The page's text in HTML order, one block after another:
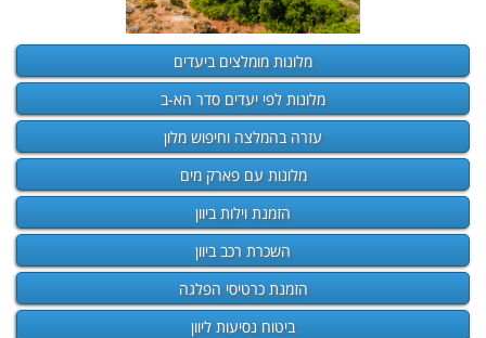
מלונות מומלצים ביעדים
מלונות לפי יעדים סדר הא-ב
עזרה בהמלצה וחיפוש מלון
מלונות עם פארק מים
הזמנת וילות ביוון
השכרת רכב ביוון
הזמנת כרטיסי הפלגה
ביטוח נסיעות ליוון